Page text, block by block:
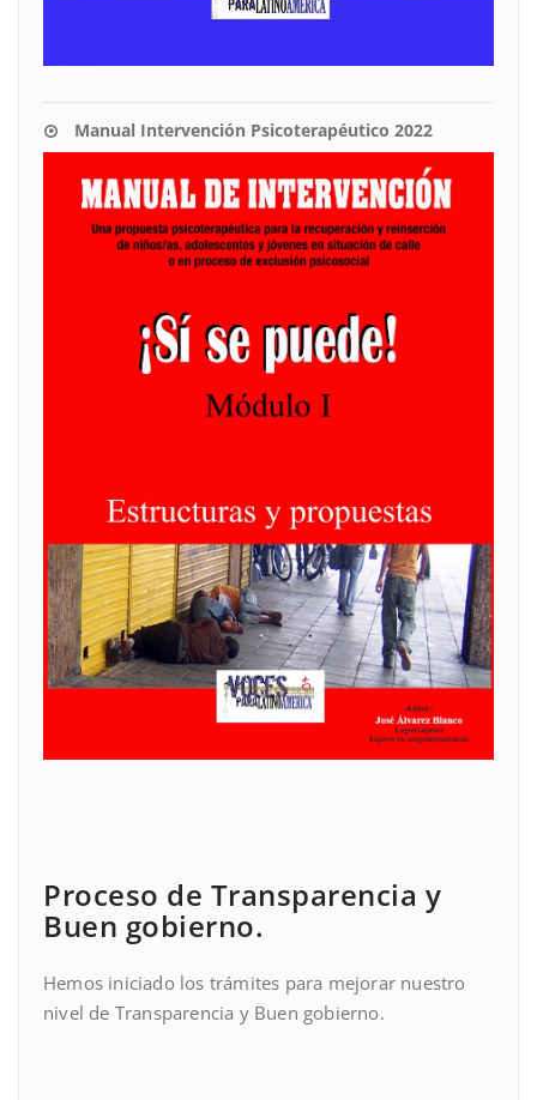
Manual Intervención Psicoterapéutico 2022
Proceso de Transparencia y
Buen gobierno.
Hemos iniciado los trámites para mejorar nuestro
nivel de Transparencia y Buen gobierno.